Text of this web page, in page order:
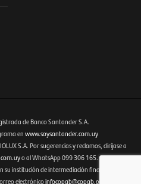
de Banco Santander S.A.
en www.soysantander.com.uy
S.A. Por sugerencias y reclamos, diríjase a
o al WhatsApp 099 306 165.
institución de intermediación financiera, en el
electrónicoinfocopab@copab.org.uy